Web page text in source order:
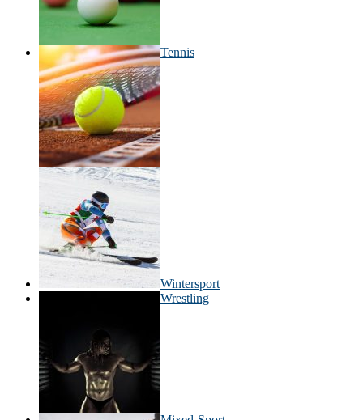
Tennis
Wintersport
Wrestling